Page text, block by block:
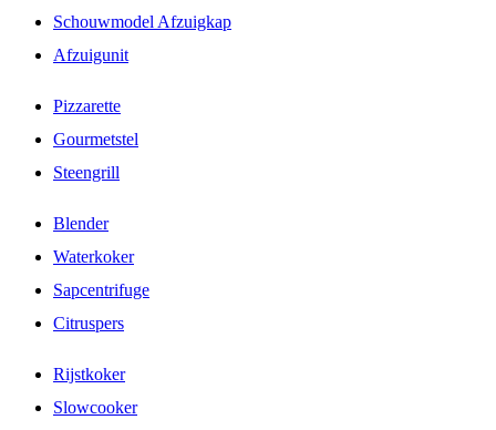
Schouwmodel Afzuigkap
Afzuigunit
Pizzarette
Gourmetstel
Steengrill
Blender
Waterkoker
Sapcentrifuge
Citruspers
Rijstkoker
Slowcooker